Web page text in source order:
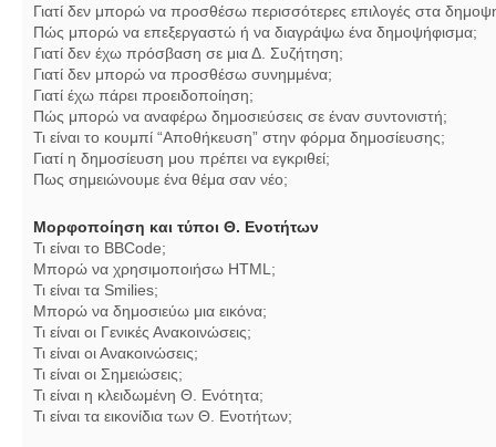
Γιατί δεν μπορώ να προσθέσω περισσότερες επιλογές στα
Πώς μπορώ να επεξεργαστώ ή να διαγράψω ένα δημοψήφισμα;
Γιατί δεν έχω πρόσβαση σε μια Δ. Συζήτηση;
Γιατί δεν μπορώ να προσθέσω συνημμένα;
Γιατί έχω πάρει προειδοποίηση;
Πώς μπορώ να αναφέρω δημοσιεύσεις σε έναν συντονιστή;
Τι είναι το κουμπί “Αποθήκευση” στην φόρμα δημοσίευσης;
Γιατί η δημοσίευση μου πρέπει να εγκριθεί;
Πως σημειώνουμε ένα θέμα σαν νέο;
Μορφοποίηση και τύποι Θ. Ενοτήτων
Τι είναι το BBCode;
Μπορώ να χρησιμοποιήσω HTML;
Τι είναι τα Smilies;
Μπορώ να δημοσιεύω μια εικόνα;
Τι είναι οι Γενικές Ανακοινώσεις;
Τι είναι οι Ανακοινώσεις;
Τι είναι οι Σημειώσεις;
Τι είναι η κλειδωμένη Θ. Ενότητα;
Τι είναι τα εικονίδια των Θ. Ενοτήτων;